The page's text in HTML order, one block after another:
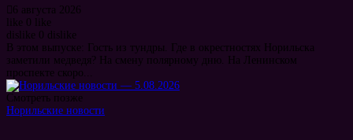
6 августа 2026
like 0 like
dislike 0 dislike
В этом выпуске: Гость из тундры. Где в окрестностях Норильска
заметили медведя? На смену полярному дню. На Ленинском
проспекте скоро...
Смотреть позже
Норильские новости